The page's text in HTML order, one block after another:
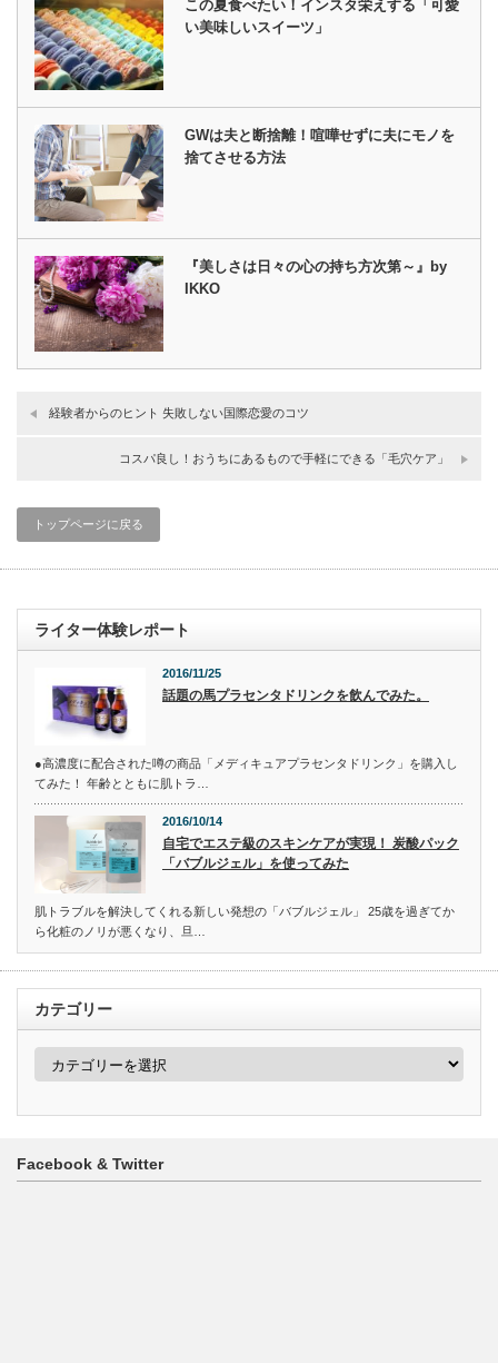
この夏食べたい！インスタ栄えする「可愛
い美味しいスイーツ」
GWは夫と断捨離！喧嘩せずに夫にモノを
捨てさせる方法
『美しさは日々の心の持ち方次第～』by
IKKO
経験者からのヒント 失敗しない国際恋愛のコツ
コスパ良し！おうちにあるもので手軽にできる「毛穴ケア」
トップページに戻る
ライター体験レポート
2016/11/25
話題の馬プラセンタドリンクを飲んでみた。
●高濃度に配合された噂の商品「メディキュアプラセンタドリンク」を購入し
てみた！ 年齢とともに肌トラ…
2016/10/14
自宅でエステ級のスキンケアが実現！ 炭酸パック
「バブルジェル」を使ってみた
肌トラブルを解決してくれる新しい発想の「バブルジェル」 25歳を過ぎてか
ら化粧のノリが悪くなり、旦…
カテゴリー
Facebook & Twitter